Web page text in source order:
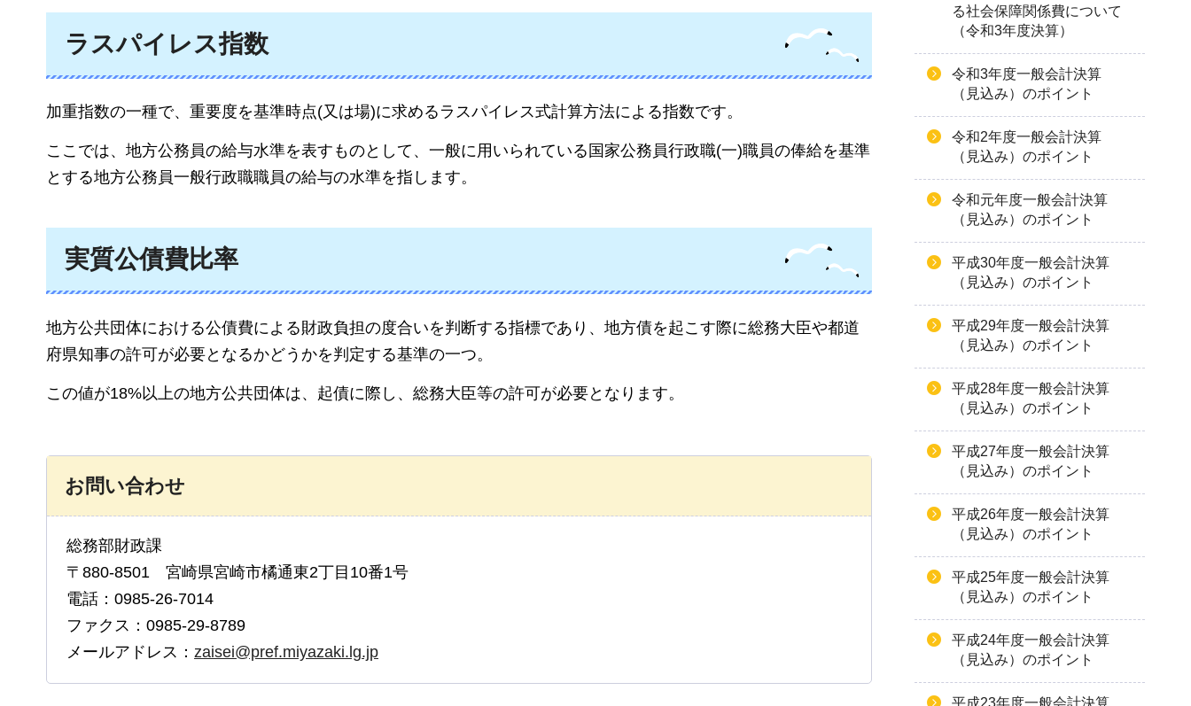
ラスパイレス指数
加重指数の一種で、重要度を基準時点(又は場)に求めるラスパイレス式計算方法による指数です。
ここでは、地方公務員の給与水準を表すものとして、一般に用いられている国家公務員行政職(一)職員の俸給を基準
とする地方公務員一般行政職職員の給与の水準を指します。
実質公債費比率
地方公共団体における公債費による財政負担の度合いを判断する指標であり、地方債を起こす際に総務大臣や都道
府県知事の許可が必要となるかどうかを判定する基準の一つ。
この値が18%以上の地方公共団体は、起債に際し、総務大臣等の許可が必要となります。
お問い合わせ
総務部財政課
〒880-8501 宮崎県宮崎市橘通東2丁目10番1号
電話：0985-26-7014
ファクス：0985-29-8789
メールアドレス： zaisei@pref.miyazaki.lg.jp
る社会保障関係費について
（令和3年度決算）
令和3年度一般会計決算
（見込み）のポイント
令和2年度一般会計決算
（見込み）のポイント
令和元年度一般会計決算
（見込み）のポイント
平成30年度一般会計決算
（見込み）のポイント
平成29年度一般会計決算
（見込み）のポイント
平成28年度一般会計決算
（見込み）のポイント
平成27年度一般会計決算
（見込み）のポイント
平成26年度一般会計決算
（見込み）のポイント
平成25年度一般会計決算
（見込み）のポイント
平成24年度一般会計決算
（見込み）のポイント
平成23年度一般会計決算